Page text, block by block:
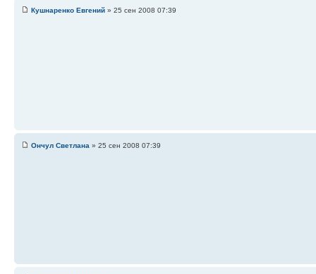
Кушнаренко Евгений » 25 сен 2008 07:39
Ончул Светлана » 25 сен 2008 07:39